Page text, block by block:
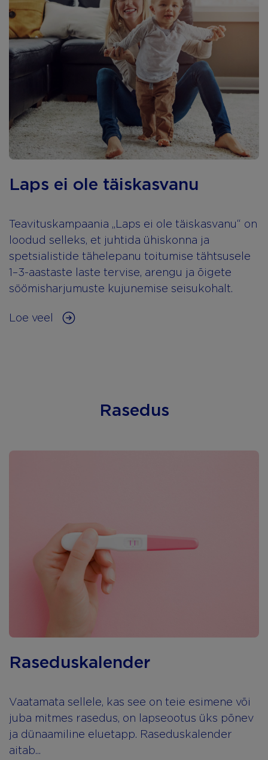
Laps ei ole täiskasvanu
Teavituskampaania „Laps ei ole täiskasvanu“ on
loodud selleks, et juhtida ühiskonna ja
spetsialistide tähelepanu toitumise tähtsusele
1–3-aastaste laste tervise, arengu ja õigete
söömisharjumuste kujunemise seisukohalt.
Loe veel
Rasedus
Raseduskalender
Vaatamata sellele, kas see on teie esimene või
juba mitmes rasedus, on lapseootus üks põnev
ja dünaamiline eluetapp. Raseduskalender
aitab...